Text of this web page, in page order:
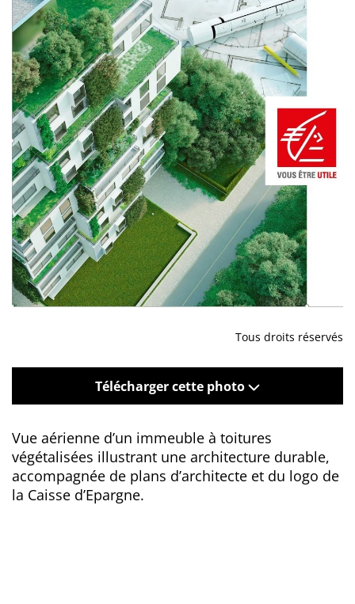
Tous droits réservés
Télécharger cette photo
Vue aérienne d’un immeuble à toitures
végétalisées illustrant une architecture durable,
accompagnée de plans d’architecte et du logo de
la Caisse d’Epargne.